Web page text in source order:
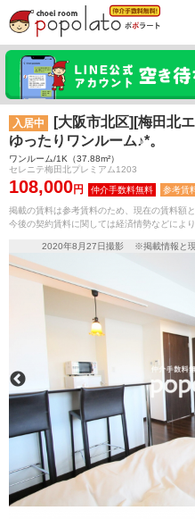
入居中
[大阪市北区][梅田北
ゆったりワンルーム♪*。
ワンルーム/1K（37.88m²）
セレニテ梅田北プレミアム1203
108,000円 参考賃
掲載の賃料は参考賃料のため、現在の賃料額
今後の契約賃料に関しては経済情勢などによ
2020年8月27日撮影 ※掲載情報と現